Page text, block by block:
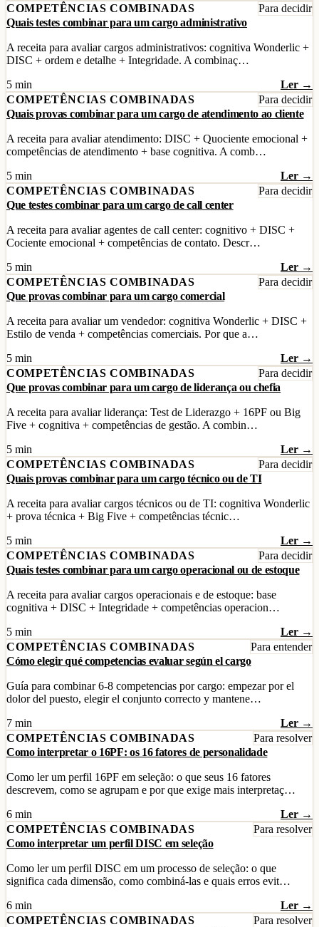
COMPETÊNCIAS COMBINADAS
Para decidir
Quais testes combinar para um cargo administrativo
A receita para avaliar cargos administrativos: cognitiva Wonderlic +
DISC + ordem e detalhe + Integridade. A combinaç…
5 min
Ler →
COMPETÊNCIAS COMBINADAS
Para decidir
Quais provas combinar para um cargo de atendimento ao cliente
A receita para avaliar atendimento: DISC + Quociente emocional +
competências de atendimento + base cognitiva. A comb…
5 min
Ler →
COMPETÊNCIAS COMBINADAS
Para decidir
Que testes combinar para um cargo de call center
A receita para avaliar agentes de call center: cognitivo + DISC +
Cociente emocional + competências de contato. Descr…
5 min
Ler →
COMPETÊNCIAS COMBINADAS
Para decidir
Que provas combinar para um cargo comercial
A receita para avaliar um vendedor: cognitiva Wonderlic + DISC +
Estilo de venda + competências comerciais. Por que a…
5 min
Ler →
COMPETÊNCIAS COMBINADAS
Para decidir
Que provas combinar para um cargo de liderança ou chefia
A receita para avaliar liderança: Test de Liderazgo + 16PF ou Big
Five + cognitiva + competências de gestão. A combin…
5 min
Ler →
COMPETÊNCIAS COMBINADAS
Para decidir
Quais provas combinar para um cargo técnico ou de TI
A receita para avaliar cargos técnicos ou de TI: cognitiva Wonderlic
+ prova técnica + Big Five + competências técnic…
5 min
Ler →
COMPETÊNCIAS COMBINADAS
Para decidir
Quais testes combinar para um cargo operacional ou de estoque
A receita para avaliar cargos operacionais e de estoque: base
cognitiva + DISC + Integridade + competências operacion…
5 min
Ler →
COMPETÊNCIAS COMBINADAS
Para entender
Cómo elegir qué competencias evaluar según el cargo
Guía para combinar 6-8 competencias por cargo: empezar por el
dolor del puesto, elegir el conjunto correcto y mantene…
7 min
Ler →
COMPETÊNCIAS COMBINADAS
Para resolver
Como interpretar o 16PF: os 16 fatores de personalidade
Como ler um perfil 16PF em seleção: o que seus 16 fatores
descrevem, como se agrupam e por que exige mais interpretaç…
6 min
Ler →
COMPETÊNCIAS COMBINADAS
Para resolver
Como interpretar um perfil DISC em seleção
Como ler um perfil DISC em um processo de seleção: o que
significa cada dimensão, como combiná-las e quais erros evit…
6 min
Ler →
COMPETÊNCIAS COMBINADAS
Para resolver